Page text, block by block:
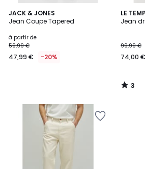
JACK & JONES
Jean Coupe Tapered
à partir de
59,99 €
47,99 € -20%
LE
Jean
99,99 €
74,00 €
3
/
3
/